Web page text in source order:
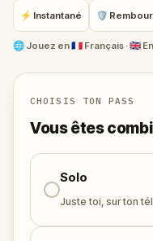
Au fil des rues
résoudras des
découvriras le cœur
d'une véritable
famille.
Rentreras-tu chez
en tant qu'histoire
bottes et découvre-
⚡ Instantané 🛡
🌐 Jouez en🇫🇷 Français · 🇬🇧
CHOISIS TON PASS
Vous êtes
Solo
Juste toi, sur ton